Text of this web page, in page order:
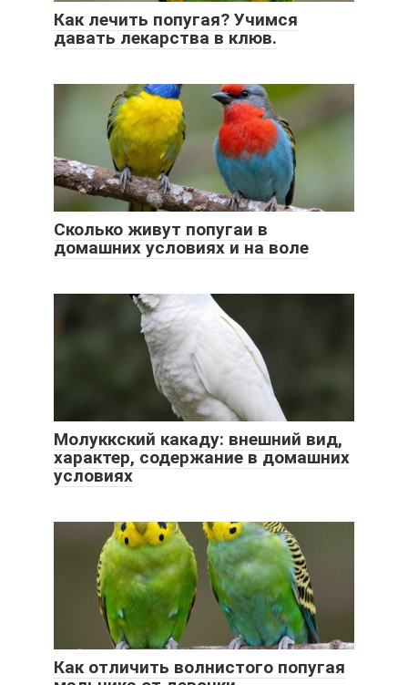
Как лечить попугая? Учимся
давать лекарства в клюв.
Сколько живут попугаи в
домашних условиях и на воле
Молуккский какаду: внешний вид,
характер, содержание в домашних
условиях
Как отличить волнистого попугая